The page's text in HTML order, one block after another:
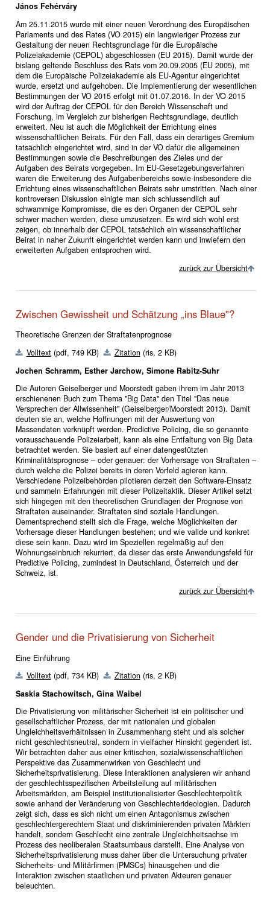
János Fehérváry
Am 25.11.2015 wurde mit einer neuen Verordnung des Europäischen
Parlaments und des Rates (VO 2015) ein langwieriger Prozess zur
Gestaltung der neuen Rechtsgrundlage für die Europäische
Polizeiakademie (CEPOL) abgeschlossen (EU 2015). Damit wurde der
bislang geltende Beschluss des Rats vom 20.09.2005 (EU 2005), mit
dem die Europäische Polizeiakademie als EU-Agentur eingerichtet
wurde, ersetzt und aufgehoben. Die Implementierung der wesentlichen
Bestimmungen der VO 2015 erfolgt mit 01.07.2016. In der VO 2015
wird der Auftrag der CEPOL für den Bereich Wissenschaft und
Forschung, im Vergleich zur bisherigen Rechtsgrundlage, deutlich
erweitert. Neu ist auch die Möglichkeit der Errichtung eines
wissenschaftlichen Beirats. Für den Fall, dass ein derartiges Gremium
tatsächlich eingerichtet wird, sind in der VO dafür die allgemeinen
Bestimmungen sowie die Beschreibungen des Zieles und der
Aufgaben des Beirats vorgegeben. Im EU-Gesetzgebungsverfahren
waren die Erweiterung des Aufgabenbereichs sowie insbesondere die
Errichtung eines wissenschaftlichen Beirats sehr umstritten. Nach einer
kontroversen Diskussion einigte man sich schlussendlich auf
schwammige Kompromisse, die es den Organen der CEPOL sehr
schwer machen werden, diese umzusetzen. Es wird sich wohl erst
zeigen, ob innerhalb der CEPOL tatsächlich ein wissenschaftlicher
Beirat in naher Zukunft eingerichtet werden kann und inwiefern den
erweiterten Aufgaben entsprochen wird.
zurück zur Übersicht
Zwischen Gewissheit und Schätzung „ins Blaue"?
Theoretische Grenzen der Straftatenprognose
Volltext(pdf, 749 KB) Zitation(ris, 2 KB)
Jochen Schramm, Esther Jarchow, Simone Rabitz-Suhr
Die Autoren Geiselberger und Moorstedt gaben ihrem im Jahr 2013
erschienenen Buch zum Thema "Big Data" den Titel "Das neue
Versprechen der Allwissenheit" (Geiselberger/Moorstedt 2013). Damit
deuten sie an, welche Hoffnungen mit der Auswertung von
Massendaten verknüpft werden. Predictive Policing, die so genannte
vorausschauende Polizeiarbeit, kann als eine Entfaltung von Big Data
betrachtet werden. Sie basiert auf einer datengestützten
Kriminalitätsprognose – oder genauer: der Vorhersage von Straftaten –
durch welche die Polizei bereits in deren Vorfeld agieren kann.
Verschiedene Polizeibehörden pilotieren derzeit den Software-Einsatz
und sammeln Erfahrungen mit dieser Polizeitaktik. Dieser Artikel setzt
sich hingegen mit den theoretischen Grundlagen der Prognose von
Straftaten auseinander. Straftaten sind soziale Handlungen.
Dementsprechend stellt sich die Frage, welche Möglichkeiten der
Vorhersage dieser Handlungen bestehen; und wie valide und konkret
diese sein kann. Dazu wird im Speziellen regelmäßig auf den
Wohnungseinbruch rekurriert, da dieser das erste Anwendungsfeld für
Predictive Policing, zumindest in Deutschland, Österreich und der
Schweiz, ist.
zurück zur Übersicht
Gender und die Privatisierung von Sicherheit
Eine Einführung
Volltext(pdf, 734 KB) Zitation(ris, 2 KB)
Saskia Stachowitsch, Gina Waibel
Die Privatisierung von militärischer Sicherheit ist ein politischer und
gesellschaftlicher Prozess, der mit nationalen und globalen
Ungleichheitsverhältnissen in Zusammenhang steht und als solcher
nicht geschlechtsneutral, sondern in vielfacher Hinsicht gegendert ist.
Wir betrachten daher aus einer kritischen, sozialwissenschaftlichen
Perspektive das Zusammenwirken von Geschlecht und
Sicherheitsprivatisierung. Diese Interaktionen analysieren wir anhand
der geschlechtsspezifischen Arbeitsteilung auf militärischen
Arbeitsmärkten, am Beispiel institutionalisierter Geschlechterpolitik
sowie anhand der Veränderung von Geschlechterideologien. Dadurch
zeigt sich, dass es sich nicht um einen Antagonismus zwischen
geschlechtergerechtem Staat und diskriminierenden privaten Märkten
handelt, sondern Geschlecht eine zentrale Ungleichheitsachse im
Prozess des neoliberalen Staatsumbaus darstellt. Eine Analyse von
Sicherheitsprivatisierung muss daher über die Untersuchung privater
Sicherheits- und Militärfirmen (PMSCs) hinausgehen und die
Interaktion zwischen staatlichen und privaten Akteuren genauer
beleuchten.